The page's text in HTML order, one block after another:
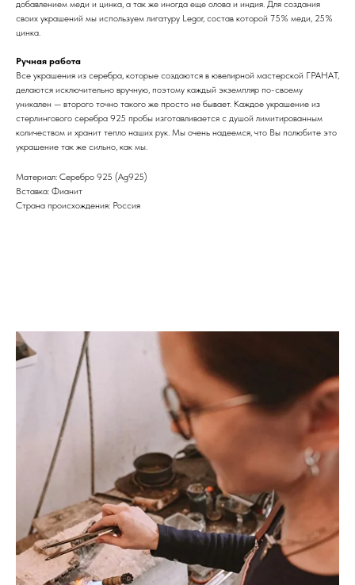
добавлением меди и цинка, а так же иногда еще олова и индия. Для создания
своих украшений мы используем лигатуру Legor, состав которой 75% меди, 25%
цинка.
Ручная работа
Все украшения из серебра, которые создаются в ювелирной мастерской ГРАНАТ,
делаются исключительно вручную, поэтому каждый экземпляр по-своему
уникален — второго точно такого же просто не бывает. Каждое украшение из
стерлингового серебра 925 пробы изготавливается с душой лимитированным
количеством и хранит тепло наших рук. Мы очень надеемся, что Вы полюбите это
украшение так же сильно, как мы.
Материал: Cеребро 925 (Ag925)
Вставка: Фианит
Страна происхождения: Россия